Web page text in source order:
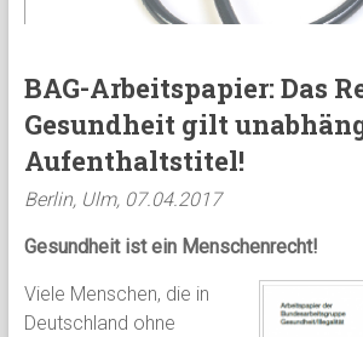
BAG-Arbeitspapier: Das
Gesundheit gilt
Aufenthaltstitel!
Berlin, Ulm, 07.04.2017
Gesundheit ist ein Menschenrecht!
Viele Menschen, die in
Deutschland ohne